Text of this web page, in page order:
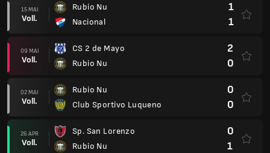
15 MAI
Voll.
Rubio Nu
Nacional
1
1
09 MAI
Voll.
CS 2 de Mayo
Rubio Nu
2
0
02 MAI
Voll.
Rubio Nu
Club Sportivo Luqueno
0
0
26 APR
Voll.
Sp. San Lorenzo
Rubio Nu
0
1